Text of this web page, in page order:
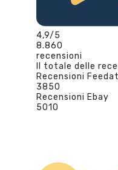
4,9/5
8.860
recensioni
Il totale delle
Recensioni
3850
Recensioni Ebay
5010